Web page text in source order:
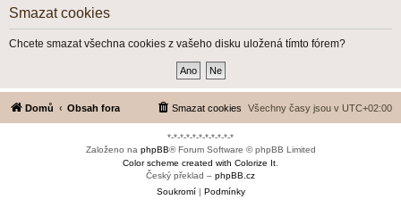
Smazat cookies
Chcete smazat všechna cookies z vašeho disku uložená tímto fórem?
Domů Obsah fora Všechny časy jsou v UTC+02:00
Smazat cookies
*-*-*-*-*-*-*-*-*-*-*
Založeno na phpBB® Forum Software © phpBB Limited
Color scheme created with Colorize It
Český překlad – phpBB.cz
Soukromí| Podmínky